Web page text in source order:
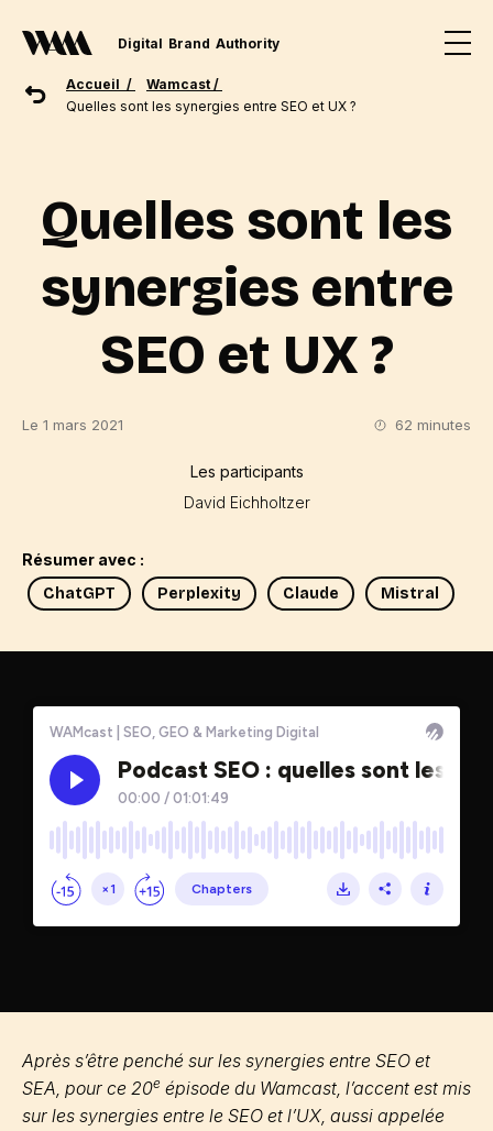
Digital Brand Authority
Accueil /
Wamcast /
Quelles sont les synergies entre SEO et UX ?
Quelles sont les
synergies entre
SEO et UX ?
Le 1 mars 2021 62 minutes
Les participants
David Eichholtzer
Résumer avec :
ChatGPT
Perplexity Claude Mistral
Après s’être penché sur les synergies entre SEO et
SEA, pour ce 20e épisode du Wamcast, l’accent est mis
sur les synergies entre le SEO et l’UX, aussi appelée